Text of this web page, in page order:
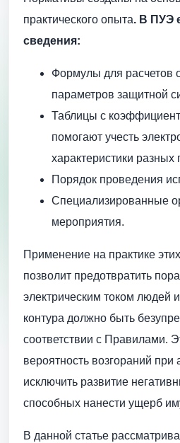
практического опыта. В ПУЭ
сведения:
Формулы для расчетов
параметров защитной
Таблицы с
помогают учесть
характеристики разных
Порядок проведения
Специализированные
мероприятия.
Применение на практике
позволит предотвратить
электрическим током людей
контура должно быть
соответствии с Правилами.
вероятность возгораний
исключить развитие
способных нанести ущерб
В данной статье